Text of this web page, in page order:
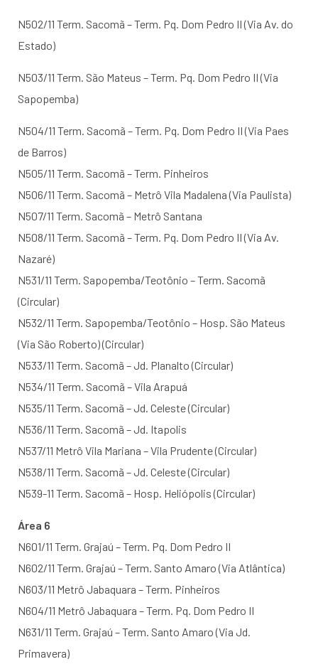
N502/11 Term. Sacomã – Term. Pq. Dom Pedro II (Via Av. do
Estado)
N503/11 Term. São Mateus – Term. Pq. Dom Pedro II (Via
Sapopemba)
N504/11 Term. Sacomã – Term. Pq. Dom Pedro II (Via Paes
de Barros)
N505/11 Term. Sacomã – Term. Pinheiros
N506/11 Term. Sacomã – Metrô Vila Madalena (Via Paulista)
N507/11 Term. Sacomã – Metrô Santana
N508/11 Term. Sacomã – Term. Pq. Dom Pedro II (Via Av.
Nazaré)
N531/11 Term. Sapopemba/Teotônio – Term. Sacomã
(Circular)
N532/11 Term. Sapopemba/Teotônio – Hosp. São Mateus
(Via São Roberto) (Circular)
N533/11 Term. Sacomã – Jd. Planalto (Circular)
N534/11 Term. Sacomã – Vila Arapuá
N535/11 Term. Sacomã – Jd. Celeste (Circular)
N536/11 Term. Sacomã – Jd. Itapolis
N537/11 Metrô Vila Mariana – Vila Prudente (Circular)
N538/11 Term. Sacomã – Jd. Celeste (Circular)
N539-11 Term. Sacomã – Hosp. Heliópolis (Circular)
Área 6
N601/11 Term. Grajaú – Term. Pq. Dom Pedro II
N602/11 Term. Grajaú – Term. Santo Amaro (Via Atlântica)
N603/11 Metrô Jabaquara – Term. Pinheiros
N604/11 Metrô Jabaquara – Term. Pq. Dom Pedro II
N631/11 Term. Grajaú – Term. Santo Amaro (Via Jd.
Primavera)